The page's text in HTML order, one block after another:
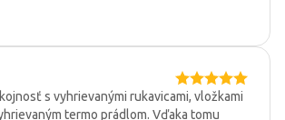
s vyhrievanými rukavicami, vložkami
termo prádlom. Vďaka tomu